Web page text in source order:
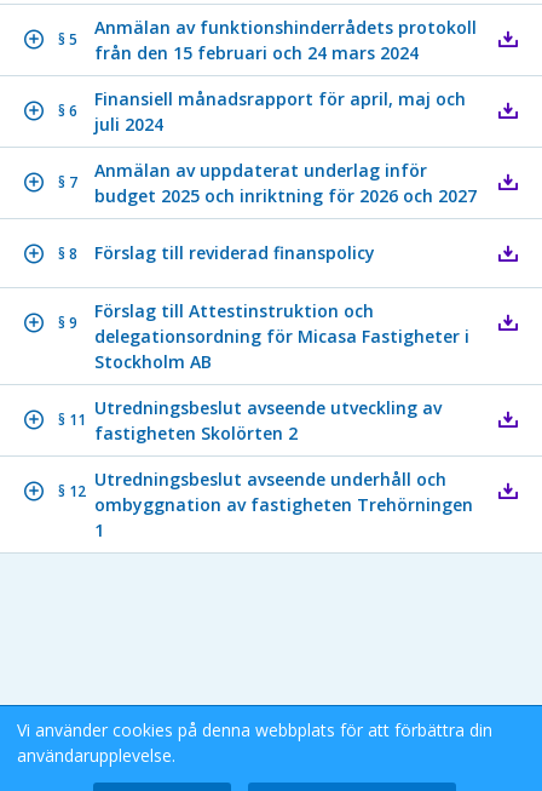
§ 5
Anmälan av funktionshinderrådets protokoll
från den 15 februari och 24 mars 2024
§ 6
Finansiell månadsrapport för april, maj och
juli 2024
§ 7
Anmälan av uppdaterat underlag inför
budget 2025 och inriktning för 2026 och 2027
§ 8 Förslag till reviderad finanspolicy
§ 9
Förslag till Attestinstruktion och
delegationsordning för Micasa Fastigheter i
Stockholm AB
§ 11
Utredningsbeslut avseende utveckling av
fastigheten Skolörten 2
§ 12
Utredningsbeslut avseende underhåll och
ombyggnation av fastigheten Trehörningen
1
Stockholms Stad eDok Meetings
Vi använder cookies på denna webbplats för att förbättra din
användarupplevelse.